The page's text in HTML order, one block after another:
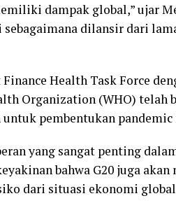
dampak global,” ujar
sebagaimana dilansir dari
Health Task Force
Organization (WHO) telah
pembentukan pandemic
yang sangat penting
bahwa G20 juga akan
dari situasi ekonomi